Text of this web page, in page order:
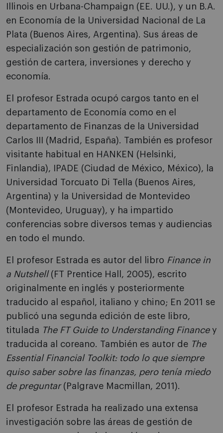
Illinois en Urbana-Champaign (EE. UU.), y un B.A.
en Economía de la Universidad Nacional de La
Plata (Buenos Aires, Argentina). Sus áreas de
especialización son gestión de patrimonio,
gestión de cartera, inversiones y derecho y
economía.
El profesor Estrada ocupó cargos tanto en el
departamento de Economía como en el
departamento de Finanzas de la Universidad
Carlos III (Madrid, España). También es profesor
visitante habitual en HANKEN (Helsinki,
Finlandia), IPADE (Ciudad de México, México), la
Universidad Torcuato Di Tella (Buenos Aires,
Argentina) y la Universidad de Montevideo
(Montevideo, Uruguay), y ha impartido
conferencias sobre diversos temas y audiencias
en todo el mundo.
El profesor Estrada es autor del libro Finance in
a Nutshell(FT Prentice Hall, 2005), escrito
originalmente en inglés y posteriormente
traducido al español, italiano y chino; En 2011 se
publicó una segunda edición de este libro,
titulada The FT Guide to Understanding Financey
traducida al coreano. También es autor de The
Essential Financial Toolkit: todo lo que siempre
quiso saber sobre las finanzas, pero tenía miedo
de preguntar(Palgrave Macmillan, 2011).
El profesor Estrada ha realizado una extensa
investigación sobre las áreas de gestión de